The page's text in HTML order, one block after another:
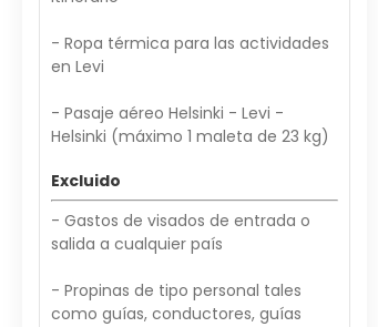
- Ropa térmica para las actividades
en Levi
- Pasaje aéreo Helsinki - Levi -
Helsinki (máximo 1 maleta de 23 kg)
Excluido
- Gastos de visados de entrada o
salida a cualquier país
- Propinas de tipo personal tales
como guías, conductores, guías